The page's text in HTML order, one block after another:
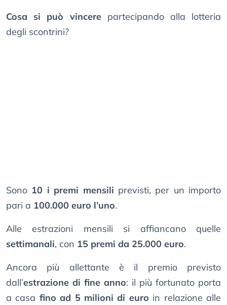
Cosa si può vincerepartecipando alla lotteria
degli scontrini?
Sono 10 i premi mensili previsti, per un importo
pari a 100.000 euro l’uno.
Alle estrazioni mensili si affiancano quelle
settimanali, con 15 premi da 25.000 euro.
Ancora più allettante è il premio previsto
dall’estrazione di fine anno: il più fortunato porta
a casa fino ad 5 milioni di euro in relazione alle